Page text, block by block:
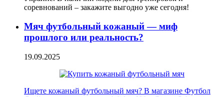
соревнований – закажите выгодно уже сегодня!
Мяч футбольный кожаный — миф
прошлого или реальность?
19.09.2025
Ищете кожаный футбольный мяч? В магазине Футбол